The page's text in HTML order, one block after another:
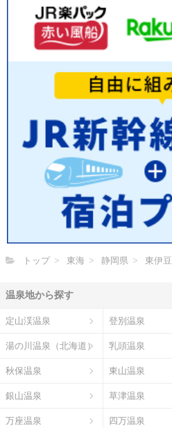
トップ 東海 静岡県 東伊豆
温泉地から探す
定山渓温泉 登別温泉
湯の川温泉（北海道） 乳頭温泉
秋保温泉 東山温泉
銀山温泉 草津温泉
万座温泉 四万温泉